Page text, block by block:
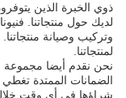
ذوي الخبرة الذين
لديك حول منتجاتنا.
وتركيب وصيانة
لمنتجاتنا.
نحن نقدم أيضا مجموعة
الضمانات الممتدة تغطي
شراؤها في أي وقت خلال